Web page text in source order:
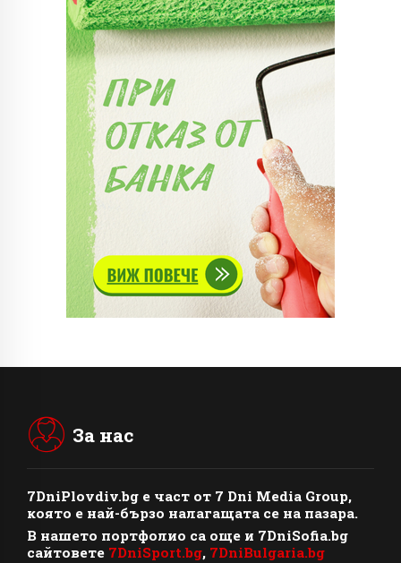
За нас
7DniPlovdiv.bg e част от 7 Dni Media Group,
която е най-бързо налагащата се на пазара.
В нашето портфолио са още и 7DniSofia.bg
сайтовете 7DniSport.bg, 7DniBulgaria.bg